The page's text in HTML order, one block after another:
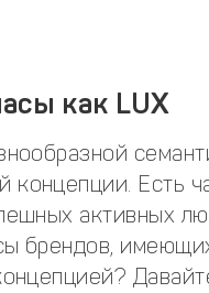
как LUX
Есть
активных
брендов,